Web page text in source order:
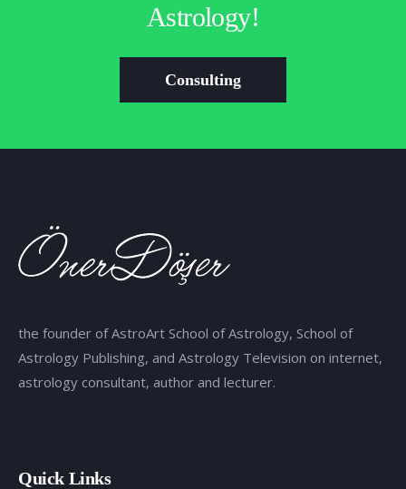
Astrology!
Consulting
the founder of AstroArt School of Astrology, School of
Astrology Publishing, and Astrology Television on internet,
astrology consultant, author and lecturer.
Quick Links